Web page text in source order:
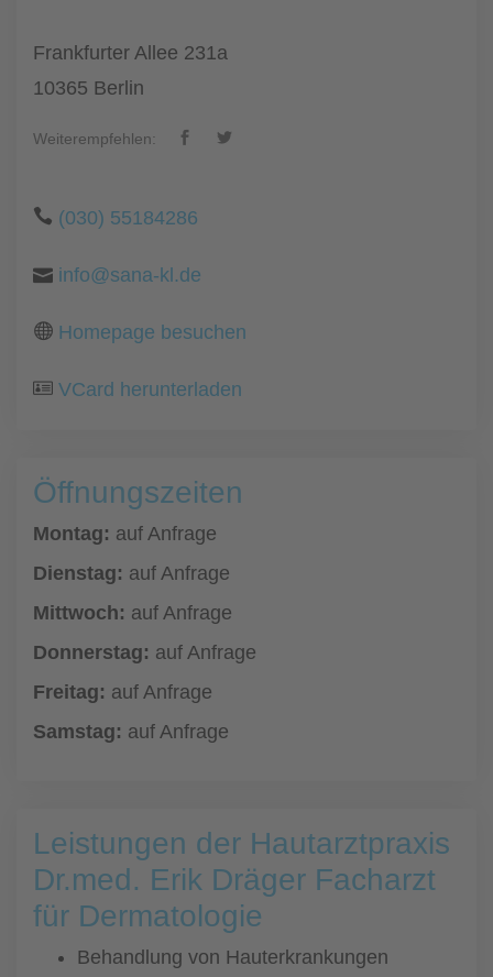
Frankfurter Allee 231a
10365 Berlin
Weiterempfehlen:
(030) 55184286
info@sana-kl.de
Homepage besuchen
VCard herunterladen
Öffnungszeiten
Montag: auf Anfrage
Dienstag: auf Anfrage
Mittwoch: auf Anfrage
Donnerstag: auf Anfrage
Freitag: auf Anfrage
Samstag: auf Anfrage
Leistungen der Hautarztpraxis
Dr.med. Erik Dräger Facharzt
für Dermatologie
Behandlung von Hauterkrankungen